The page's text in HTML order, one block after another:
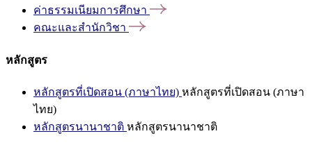
ค่าธรรมเนียมการศึกษา
คณะและสำนักวิชา
หลักสูตร
หลักสูตรที่เปิดสอน (ภาษาไทย) หลักสูตรที่เปิดสอน (ภาษา
ไทย)
หลักสูตรนานาชาติ หลักสูตรนานาชาติ